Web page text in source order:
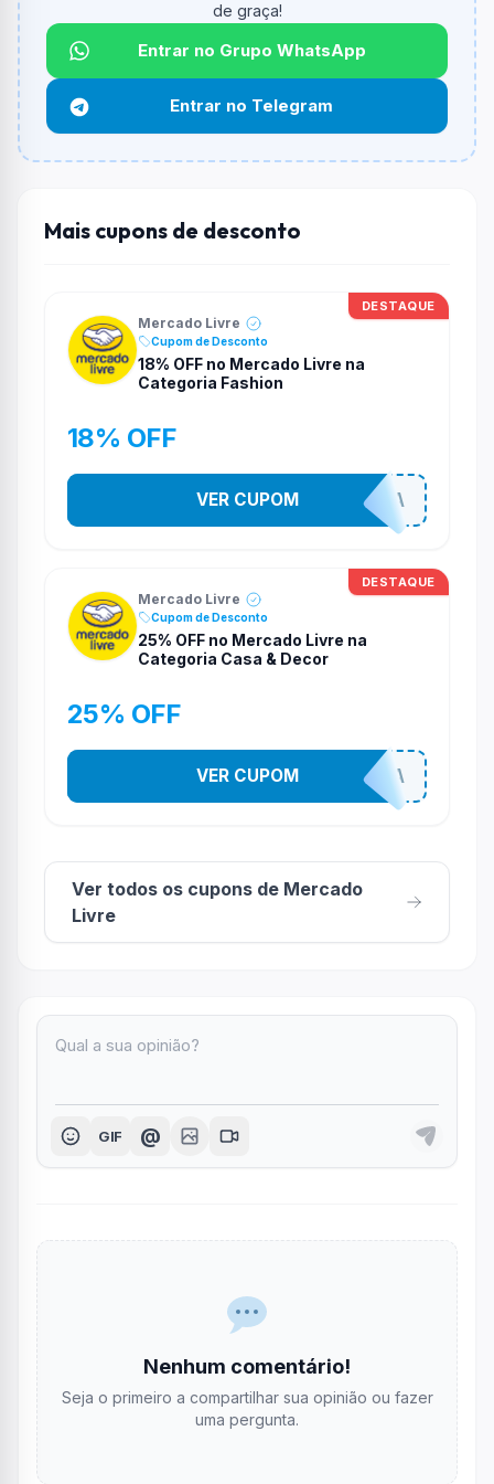
Qual é o desconto máximo?
Não informado ou sem limite.
Funciona em qualquer produto?
Não necessariamente. Depende de itens participantes
e alguns vendedores ou produtos especificos podem
não aceitar cupons.
de graça!
Entrar no Grupo WhatsApp
Entrar no Telegram
Mais cupons de desconto
DESTAQUE
Mercado Livre
Cupom de Desconto
18% OFF no Mercado Livre na
Categoria Fashion
18% OFF
SEMPREMODA
VER CUPOM
DESTAQUE
Mercado Livre
Cupom de Desconto
25% OFF no Mercado Livre na
Categoria Casa & Decor
25% OFF
COMPRINHASPRACASA
VER CUPOM
Ver todos os cupons de Mercado
Livre
GIF @
Nenhum comentário!
Seja o primeiro a compartilhar sua opinião ou fazer
uma pergunta.